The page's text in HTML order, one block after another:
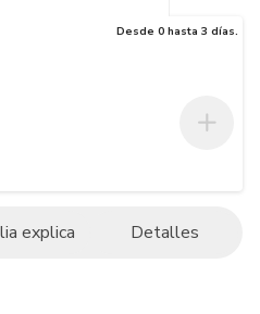
Desde 0 hasta 3 días.
explica Detalles